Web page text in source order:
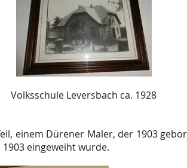
Volksschule Leversbach ca. 1928
einem Dürener Maler, der 1903
eingeweiht wurde.